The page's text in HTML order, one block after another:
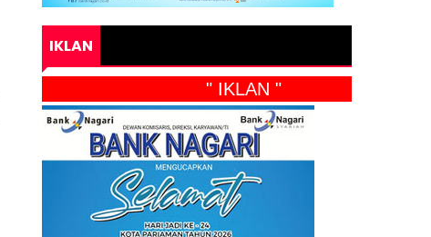
IKLAN
" IKLAN "